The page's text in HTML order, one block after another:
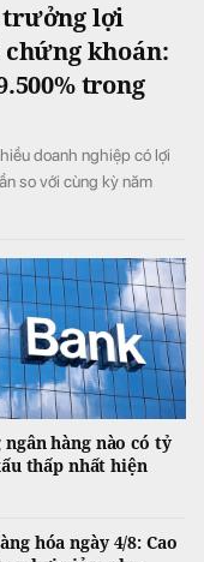
trưởng lợi
chứng khoán:
trong
doanh nghiệp có lợi
so với cùng kỳ năm
hàng nào có tỷ
thấp nhất hiện
hóa ngày 4/8: Cao